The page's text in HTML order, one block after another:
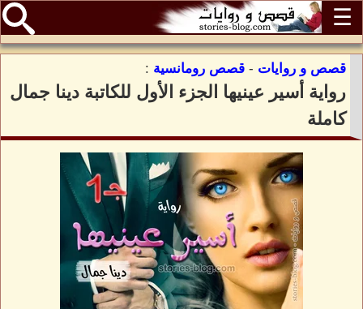
☰
قصص و روايات - قصص رومانسية :
رواية أسير عينيها الجزء الأول للكاتبة دينا جمال
كاملة